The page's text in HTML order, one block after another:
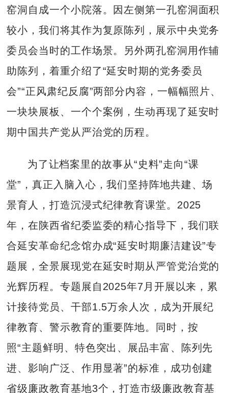
窑洞自成一个小院落。因左侧第一孔窑洞面积
较小，我们将其作为复原陈列，展示中央党务
委员会当时的工作场景。另外两孔窑洞用作辅
助陈列，着重介绍了“延安时期的党务委员
会”“正风肃纪反腐”两部分内容，一幅幅照片、
一块块展板、一个个案例，生动再现了延安时
期中国共产党从严治党的历程。
为了让档案里的故事从“史料”走向“课
堂”，真正入脑入心，我们坚持阵地共建、场
景育人，打造沉浸式纪律教育课堂。2025
年，在陕西省纪委监委的精心指导下，我们联
合延安革命纪念馆办成“延安时期廉洁建设”专
题展，全景展现党在延安时期从严管党治党的
光辉历程。专题展自2025年7月开展以来，累
计接待党员、干部1.5万余人次，成为开展纪
律教育、警示教育的重要阵地。同时，按
照“主题鲜明、特色突出、展品丰富、陈列先
进、影响广泛、作用显著”的标准，成功创建
省级廉政教育基地3个，打造市级廉政教育基